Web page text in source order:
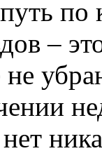
по
–